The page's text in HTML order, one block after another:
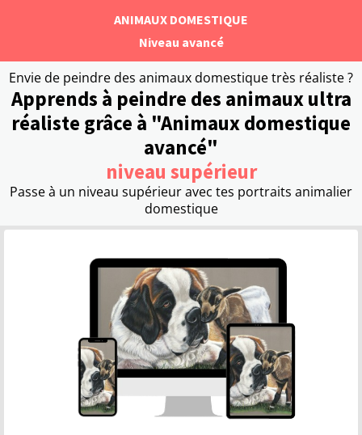
ANIMAUX DOMESTIQUE
Niveau avancé
Envie de peindre des animaux domestique très réaliste ?
Apprends à peindre des animaux ultra
réaliste grâce à "Animaux domestique
avancé"
niveau supérieur
Passe à un niveau supérieur avec tes portraits animalier
domestique